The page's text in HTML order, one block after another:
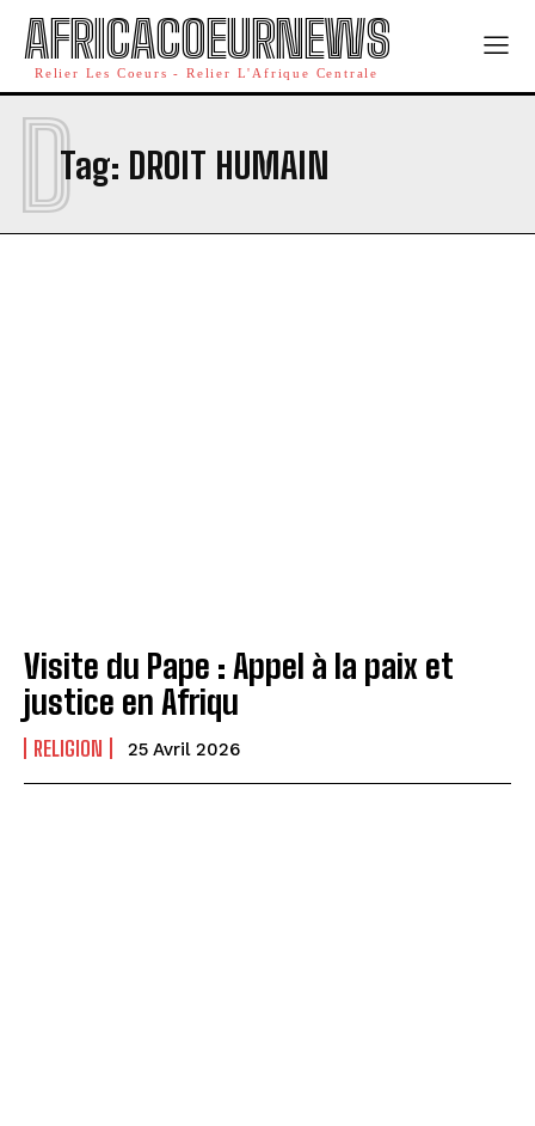
AFRICACOEURNEWS
Relier Les Coeurs - Relier L'Afrique Centrale
Tag: DROIT HUMAIN
D
Visite du Pape : Appel à la paix et
justice en Afriqu
RELIGION 25 Avril 2026